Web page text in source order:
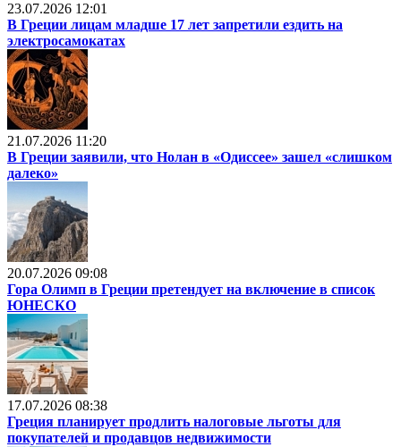
23.07.2026 12:01
В Греции лицам младше 17 лет запретили ездить на
электросамокатах
21.07.2026 11:20
В Греции заявили, что Нолан в «Одиссее» зашел «слишком
далеко»
20.07.2026 09:08
Гора Олимп в Греции претендует на включение в список
ЮНЕСКО
17.07.2026 08:38
Греция планирует продлить налоговые льготы для
покупателей и продавцов недвижимости